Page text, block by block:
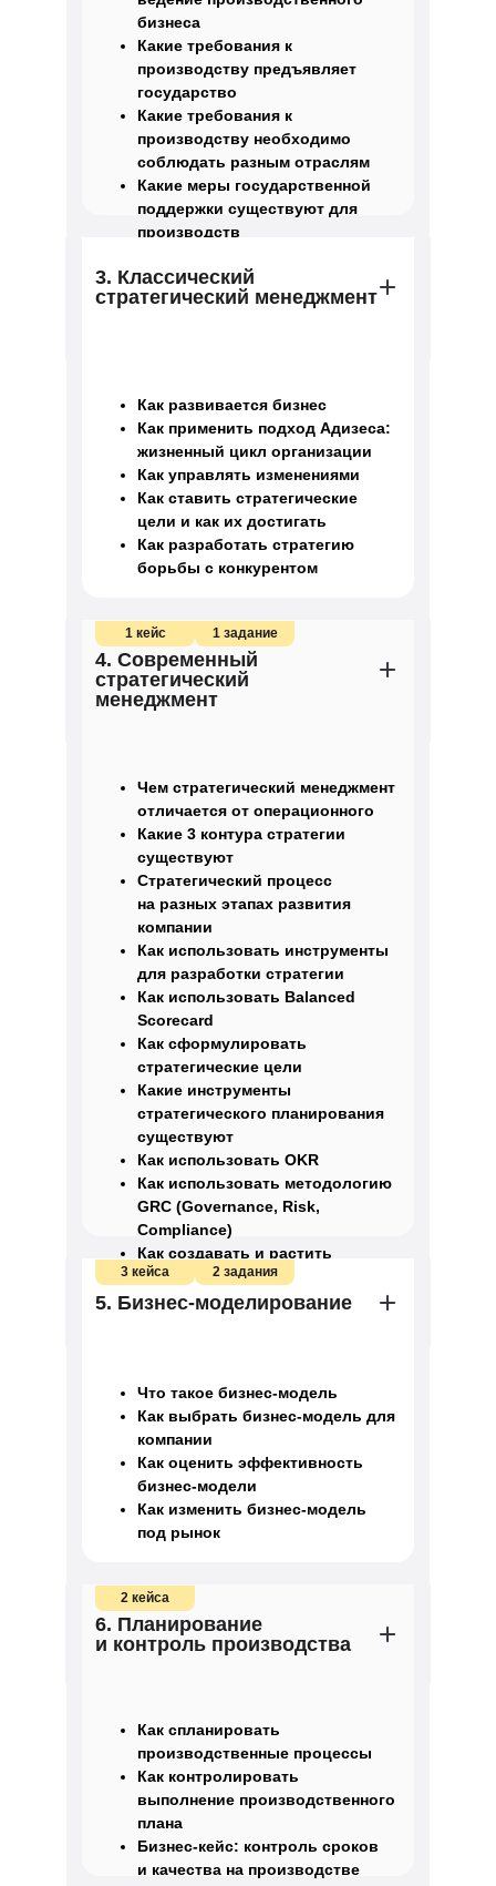
бизнеса
Какие требования к
производству предъявляет
государство
Какие требования к
производству необходимо
соблюдать разным отраслям
Какие меры государственной
поддержки существуют для
производств
3. Классический
стратегический менеджмент
Как развивается бизнес
Как применить подход Адизеса:
жизненный цикл организации
Как управлять изменениями
Как ставить стратегические
цели и как их достигать
Как разработать стратегию
борьбы с конкурентом
1 кейс 1 задание
4. Современный
стратегический
менеджмент
Чем стратегический менеджмент
отличается от операционного
Какие 3 контура стратегии
существуют
Стратегический процесс
на разных этапах развития
компании
Как использовать инструменты
для разработки стратегии
Как использовать Balanced
Scorecard
Как сформулировать
стратегические цели
Какие инструменты
стратегического планирования
существуют
Как использовать OKR
Как использовать методологию
GRC (Governance, Risk,
Compliance)
Как создавать и растить
ценность для клиента
3 кейса 2 задания
5. Бизнес-моделирование
Что такое бизнес-модель
Как выбрать бизнес-модель для
компании
Как оценить эффективность
бизнес-модели
Как изменить бизнес-модель
под рынок
2 кейса
6. Планирование
и контроль производства
Как спланировать
производственные процессы
Как контролировать
выполнение производственного
плана
Бизнес-кейс: контроль сроков
и качества на производстве